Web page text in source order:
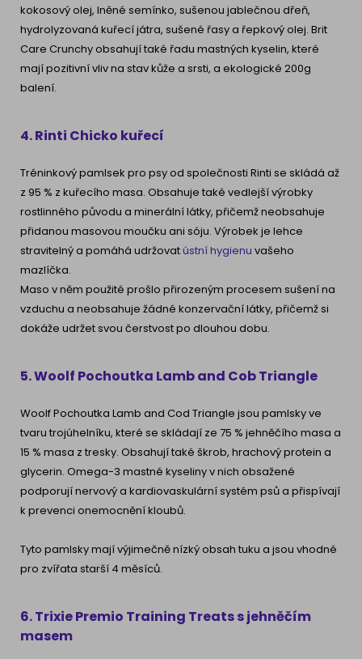
kokosový olej, lněné semínko, sušenou jablečnou dřeň,
hydrolyzovaná kuřecí játra, sušené řasy a řepkový olej. Brit
Care Crunchyobsahují také řadu mastných kyselin, které
mají pozitivní vliv na stav kůže a srsti, a ekologické 200g
balení.
4. Rinti Chicko kuřecí
Tréninkový pamlsek pro psy od společnosti Rinti se skládá až
z 95 % z kuřecího masa. Obsahuje také vedlejší výrobky
rostlinného původu a minerální látky, přičemž neobsahuje
přidanou masovou moučku ani sóju. Výrobek je lehce
stravitelný a pomáhá udržovatústní hygienu vašeho
mazlíčka.
Maso v něm použité prošlo přirozeným procesem sušení na
vzduchu a neobsahuje žádné konzervační látky, přičemž si
dokáže udržet svou čerstvost po dlouhou dobu.
5. Woolf Pochoutka Lamb and Cob Triangle
Woolf Pochoutka Lamb and Cod Triangle jsou pamlsky ve
tvaru trojúhelníku, které se skládají ze 75 % jehněčího masa a
15 % masa z tresky. Obsahují také škrob, hrachový protein a
glycerin. Omega-3 mastné kyseliny v nich obsažené
podporují nervový a kardiovaskulární systém psů a přispívají
k prevenci onemocnění kloubů.
Tyto pamlsky mají výjimečně nízký obsah tuku a jsou vhodné
pro zvířata starší 4 měsíců.
6. Trixie Premio Training Treats s jehněčím
masem